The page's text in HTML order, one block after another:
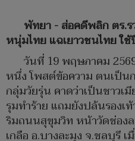
พัทยา - ส่อคดีพลิก ตร.
หนุ่มไทย แฉเยาวชนไทย ใ
วันที่ 19 พฤษภาคม
หนึ่ง โพสต์ข้อความ ตนเป็น
กลุ่มวัยรุ่น คาดว่าเป็นชาวเ
รุมทำร้าย แถมยังปล้นรองเ
ริมถนนสุขุมวิท หน้าวัดช่อง
เกลือ อ.บางละมุง จ.ชลบุรี